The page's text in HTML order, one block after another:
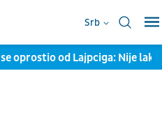
Srb
oprostio od Lajpciga: Nije